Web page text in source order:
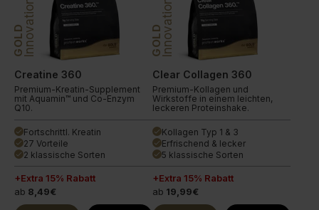
GOLDInnovation
Creatine 360
Premium-Kreatin-Supplement
mit Aquamin™ und Co-Enzym
Q10.
done Fortschrittl. Kreatin
done 27 Vorteile
done 2 klassische Sorten
+Extra 15% Rabatt
ab 8,49€
GOLDInnovation
Clear Collagen 360
Premium-Kollagen und
Wirkstoffe in einem leichten,
leckeren Proteinshake.
done Kollagen Typ 1 & 3
done Erfrischend & lecker
done 5 klassische Sorten
+Extra 15% Rabatt
ab 19,99€